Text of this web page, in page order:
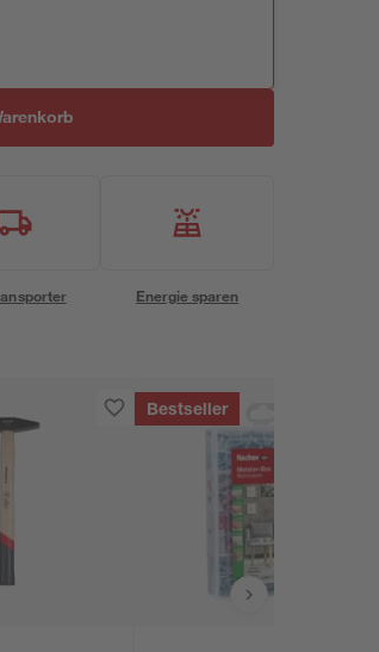
Energie sparen
Bestseller